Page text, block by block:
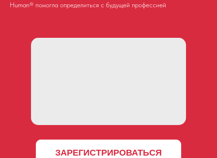
Human® помогла определиться с будущей профессией
ЗАРЕГИСТРИРОВАТЬСЯ